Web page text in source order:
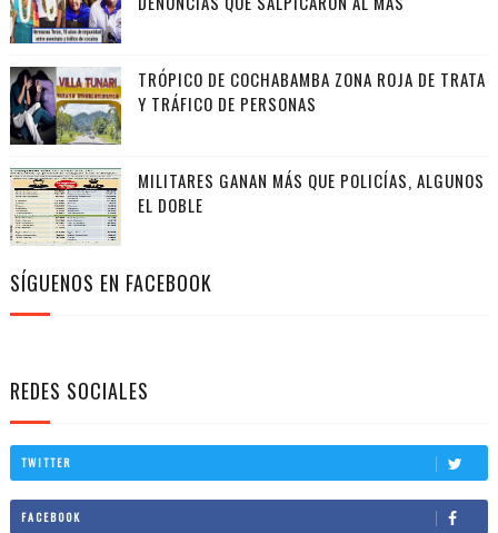
TRÓPICO DE COCHABAMBA ZONA ROJA DE TRATA
Y TRÁFICO DE PERSONAS
MILITARES GANAN MÁS QUE POLICÍAS, ALGUNOS
EL DOBLE
SÍGUENOS EN FACEBOOK
REDES SOCIALES
TWITTER
FACEBOOK